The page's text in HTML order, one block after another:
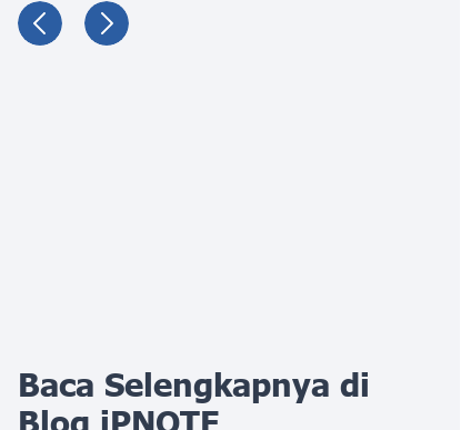
Baca Selengkapnya di
Blog iPNOTE